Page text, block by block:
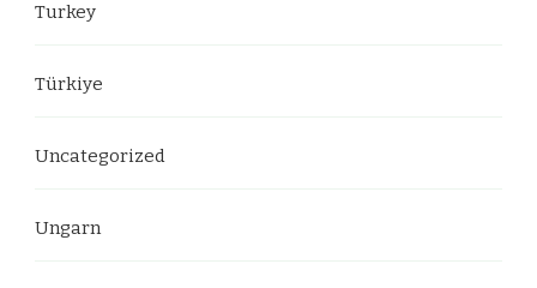
Turkey
Türkiye
Uncategorized
Ungarn